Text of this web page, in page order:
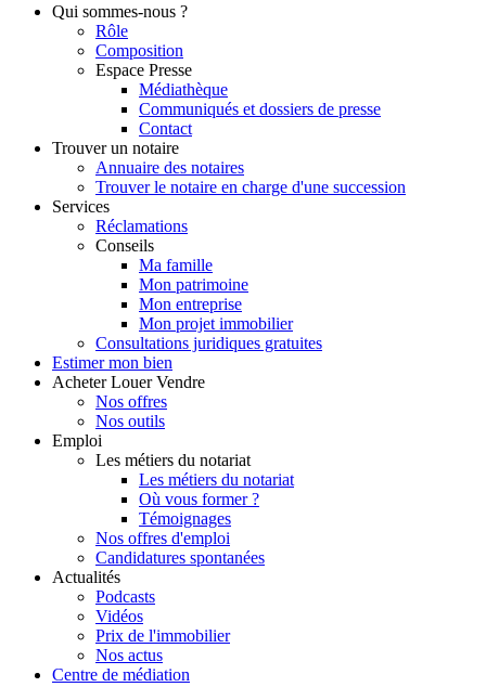
Qui sommes-nous ?
Rôle
Composition
Espace Presse
Médiathèque
Communiqués et dossiers de presse
Contact
Trouver un notaire
Annuaire des notaires
Trouver le notaire en charge d'une succession
Services
Réclamations
Conseils
Ma famille
Mon patrimoine
Mon entreprise
Mon projet immobilier
Consultations juridiques gratuites
Estimer mon bien
Acheter Louer Vendre
Nos offres
Nos outils
Emploi
Les métiers du notariat
Les métiers du notariat
Où vous former ?
Témoignages
Nos offres d'emploi
Candidatures spontanées
Actualités
Podcasts
Vidéos
Prix de l'immobilier
Nos actus
Centre de médiation